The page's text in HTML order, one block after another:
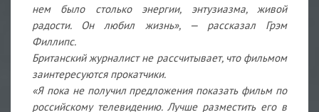
нем было столько энергии, энтузиазма, живой
радости. Он любил жизнь», — рассказал Грэм
Филлипс.
Британский журналист не рассчитывает, что фильмом
заинтересуются прокатчики.
«Я пока не получил предложения показать фильм по
российскому телевидению. Лучше разместить его в